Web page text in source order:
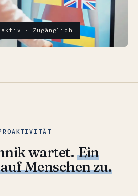
· Zugänglich
wartet. Ein
Menschen zu.